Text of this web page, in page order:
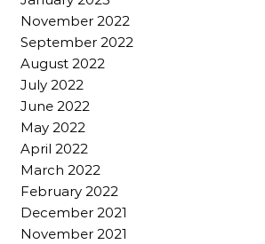
November 2022
September 2022
August 2022
July 2022
June 2022
May 2022
April 2022
March 2022
February 2022
December 2021
November 2021